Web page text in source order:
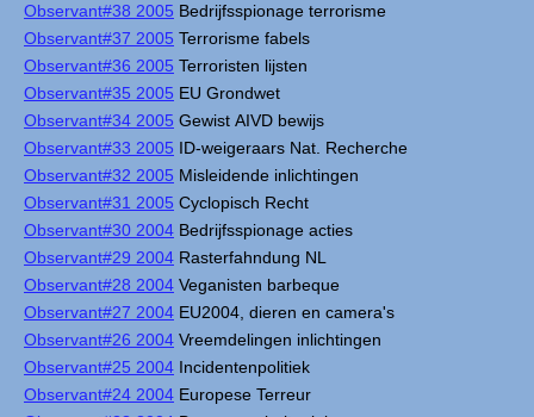
Observant#38 2005 Bedrijfsspionage terrorisme
Observant#37 2005 Terrorisme fabels
Observant#36 2005 Terroristen lijsten
Observant#35 2005 EU Grondwet
Observant#34 2005 Gewist AIVD bewijs
Observant#33 2005 ID-weigeraars Nat. Recherche
Observant#32 2005 Misleidende inlichtingen
Observant#31 2005 Cyclopisch Recht
Observant#30 2004 Bedrijfsspionage acties
Observant#29 2004 Rasterfahndung NL
Observant#28 2004 Veganisten barbeque
Observant#27 2004 EU2004, dieren en camera's
Observant#26 2004 Vreemdelingen inlichtingen
Observant#25 2004 Incidentenpolitiek
Observant#24 2004 Europese Terreur